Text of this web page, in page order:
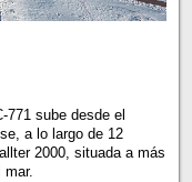
771 sube desde el
a lo largo de 12
2000, situada a más
mar.